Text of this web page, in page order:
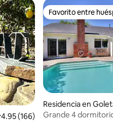
promedio: 4.95 de 5;
4.95 (166)
Favorito entre
Favorito entre
Residencia en
Grande 4